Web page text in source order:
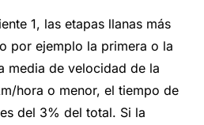
1, las etapas llanas más
por ejemplo la primera o la
media de velocidad de la
hora o menor, el tiempo de
del 3% del total. Si la